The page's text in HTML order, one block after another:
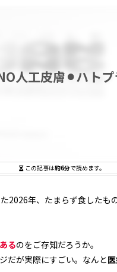
人工皮膚⚫︎ハト
この記事は約6分で読めます。
2026年、たまらず食したも
るのをご存知だろうか。
だが実際にすごい。なんと